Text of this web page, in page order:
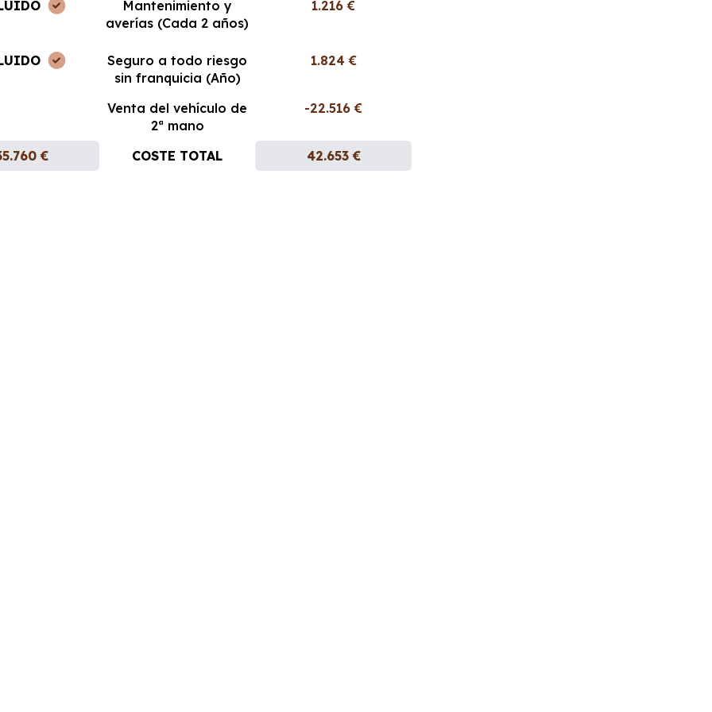
Mantenimiento y
averías (Cada 2 años)
1.216 €
Seguro a todo riesgo
sin franquicia (Año)
1.824 €
Venta del vehículo de
2ª mano
-22.516 €
€ COSTE TOTAL 42.653 €